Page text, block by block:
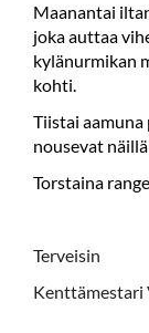
Maanantai
joka auttaa
kylänurmikan
kohti.
Tiistai
nousevat
Torstaina
Terveisin
Kenttämestari